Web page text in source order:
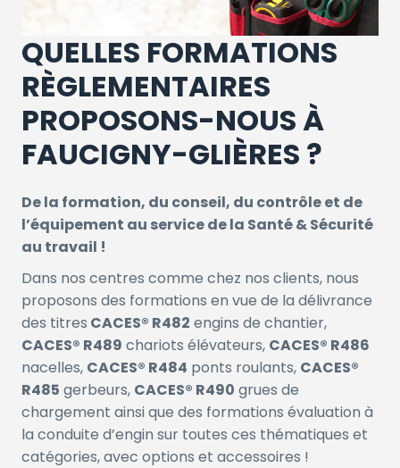
QUELLES FORMATIONS
RÈGLEMENTAIRES
PROPOSONS-NOUS À
FAUCIGNY-GLIÈRES ?
De la formation, du conseil, du contrôle et de
l’équipement au service de la Santé & Sécurité
au travail !
Dans nos centres comme chez nos clients, nous
proposons des formations en vue de la délivrance
des titres CACES® R482 engins de chantier,
CACES® R489 chariots élévateurs, CACES® R486
nacelles, CACES® R484 ponts roulants, CACES®
R485 gerbeurs, CACES® R490 grues de
chargement ainsi que des formations évaluation à
la conduite d’engin sur toutes ces thématiques et
catégories, avec options et accessoires !